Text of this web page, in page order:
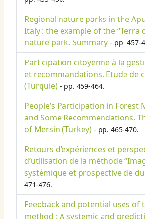
Regional nature parks in the
Italy : the example of the “Terra
nature park. Summary - pp. 457-
Participation citoyenne à la
et recommandations. Etude de
(Turquie) - pp. 459-464.
People’s Participation in Forest
and Some Recommendations.
of Mersin (Turkey) - pp. 465-470.
Retours d’expériences et
d’utilisation de la méthode
systémique et prospective de
471-476.
Feedback and potential uses of
method : A systemic and